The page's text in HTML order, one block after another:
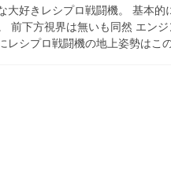
大好きレシプロ戦闘機。 基本
前下方視界は無いも同然 エン
レシプロ戦闘機の地上姿勢はこ